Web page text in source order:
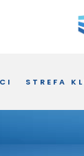
STREFA